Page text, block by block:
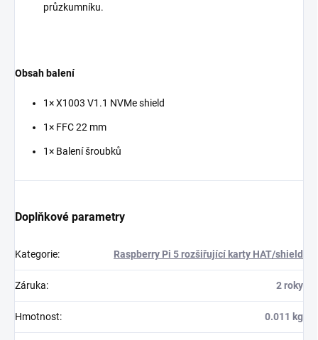
průzkumníku.
Obsah balení
1× X1003 V1.1 NVMe shield
1× FFC 22 mm
1× Balení šroubků
Doplňkové parametry
Kategorie: Raspberry Pi 5 rozšiřující karty HAT/shield
Záruka: 2 roky
Hmotnost: 0.011 kg